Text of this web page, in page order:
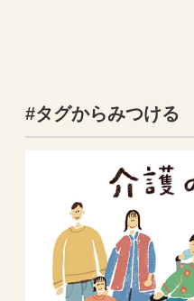
#タグからみつける